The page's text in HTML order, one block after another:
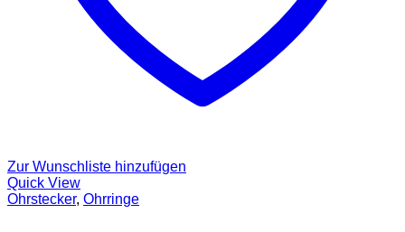
Zur Wunschliste hinzufügen
Quick View
Ohrstecker, Ohrringe